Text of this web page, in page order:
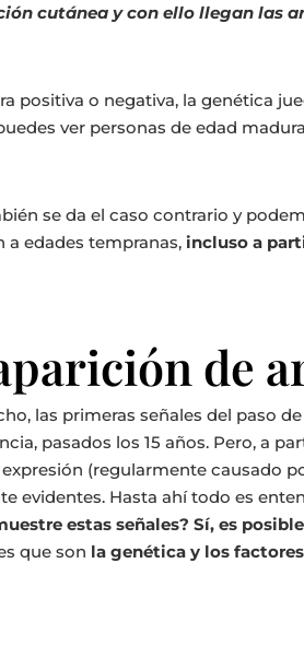
cutánea y con ello llegan las
positiva o negativa, la genética
ver personas de edad
se da el caso contrario y
a edades tempranas,incluso a
de
las primeras señales del paso
pasados los 15 años. Pero, a
(regularmente causado
evidentes. Hasta ahí todo es
estas señales? Sí, es
que son la genética y los